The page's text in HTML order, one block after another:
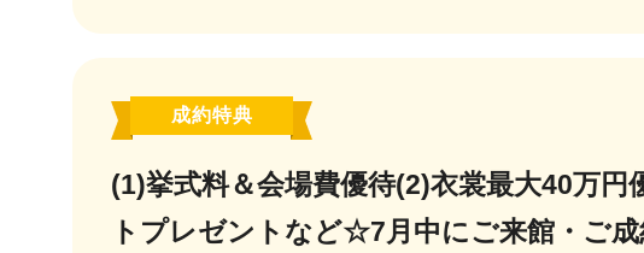
成約特典
(1)挙式料＆会場費優待(2)衣裳最大40万
トプレゼントなど☆7月中にご来館・ご成